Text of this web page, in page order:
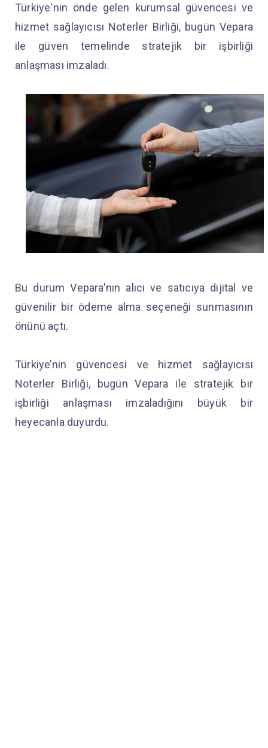
Türkiye'nin önde gelen kurumsal güvencesi ve
hizmet sağlayıcısı Noterler Birliği, bugün Vepara
ile güven temelinde stratejik bir işbirliği
anlaşması imzaladı.
Bu durum Vepara'nın alıcı ve satıcıya dijital ve
güvenilir bir ödeme alma seçeneği sunmasının
önünü açtı.
Türkiye’nin güvencesi ve hizmet sağlayıcısı
Noterler Birliği, bugün Vepara ile stratejik bir
işbirliği anlaşması imzaladığını büyük bir
heyecanla duyurdu.